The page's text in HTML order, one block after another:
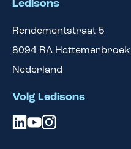
Ledisons
Rendementstraat 5
8094 RA Hattemerbroek
Nederland
Volg Ledisons